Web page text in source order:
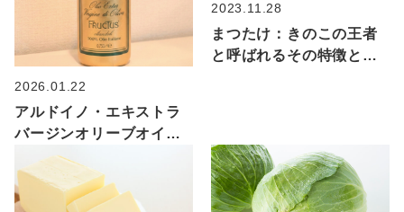
2026.01.22
アルドイノ・エキストラ
バージンオリーブオイル
とは？美味しい使い方に
ついてご紹介♪
2023.11.28
まつたけ：きのこの王者
と呼ばれるその特徴と、